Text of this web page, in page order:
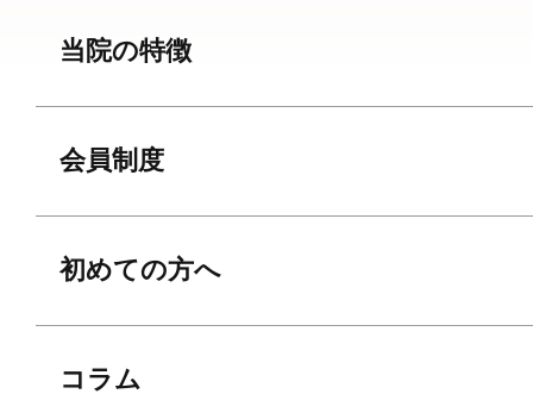
当院の特徴
会員制度
初めての方へ
コラム